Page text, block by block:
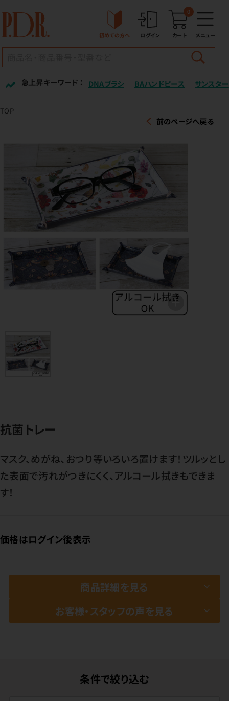
初めての方へ ログイン カート
0
メニュー
急上昇キーワード ： DNAブラシ BAハンドピース サンスター
TOP
前のページへ戻る
抗菌トレー
マスク、めがね、おつり等いろいろ置けます！ツルッとし
た表面で汚れがつきにくく、アルコール拭きもできま
す！
価格はログイン後表示
商品詳細を見る
お客様・スタッフの声を見る
条件で絞り込む